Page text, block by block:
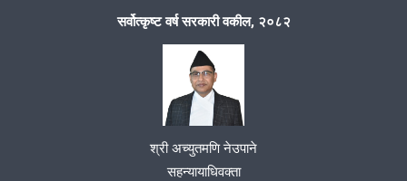
समुदायमा सरकारी वकील कार्यक्रम सम्पन्न ..(२०८१।०७।०९)
कार्यालयको नियमित बैठक सम्बन्धमा ..(२०८१।०७।०६)
सर्वोत्कृष्ट वर्ष सरकारी वकील, २०८२
श्री अच्युतमणि नेउपाने
सहन्यायाधिवक्ता